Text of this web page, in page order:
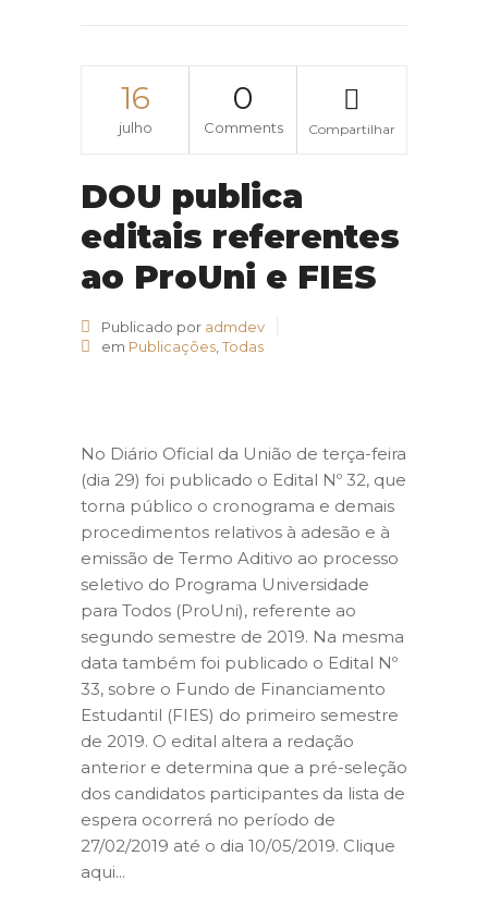
16
julho
0
Comments Compartilhar
DOU publica
editais referentes
ao ProUni e FIES
Publicado por admdev
em Publicações Todas
No Diário Oficial da União de terça-feira
(dia 29) foi publicado o Edital Nº 32, que
torna público o cronograma e demais
procedimentos relativos à adesão e à
emissão de Termo Aditivo ao processo
seletivo do Programa Universidade
para Todos (ProUni), referente ao
segundo semestre de 2019. Na mesma
data também foi publicado o Edital Nº
33, sobre o Fundo de Financiamento
Estudantil (FIES) do primeiro semestre
de 2019. O edital altera a redação
anterior e determina que a pré-seleção
dos candidatos participantes da lista de
espera ocorrerá no período de
27/02/2019 até o dia 10/05/2019. Clique
aqui...